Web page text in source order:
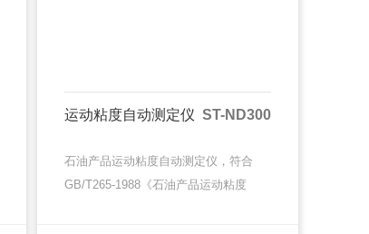
运动粘度自动测定仪 ST-ND300
石油产品运动粘度自动测定仪，符合
GB/T265-1988《石油产品运动粘度